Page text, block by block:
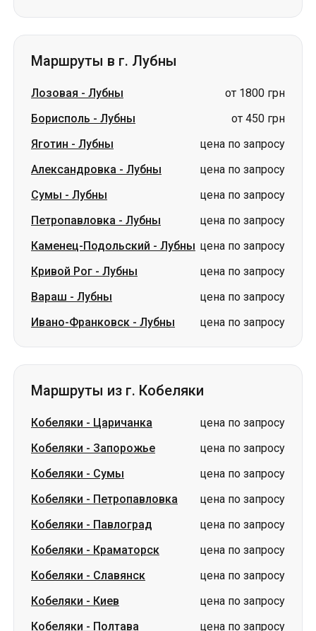
Маршруты в г. Лубны
Лозовая - Лубны
от 1800 грн
Борисполь - Лубны
от 450 грн
Яготин - Лубны
цена по запросу
Александровка - Лубны
цена по запросу
Сумы - Лубны
цена по запросу
Петропавловка - Лубны
цена по запросу
Каменец-Подольский - Лубны цена по запросу
Кривой Рог - Лубны
цена по запросу
Вараш - Лубны
цена по запросу
Ивано-Франковск - Лубны цена по запросу
Маршруты из г. Кобеляки
Кобеляки - Царичанка
цена по запросу
Кобеляки - Запорожье
цена по запросу
Кобеляки - Сумы
цена по запросу
Кобеляки - Петропавловка
цена по запросу
Кобеляки - Павлоград
цена по запросу
Кобеляки - Краматорск
цена по запросу
Кобеляки - Славянск
цена по запросу
Кобеляки - Киев
цена по запросу
Кобеляки - Полтава
цена по запросу